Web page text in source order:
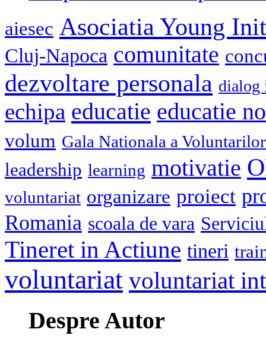
aiesec Asociatia Young
Cluj-Napoca comunitate
dezvoltare personala dialog
echipa educatie educatie
volum Gala Nationala a Voluntarilor
leadership learning motivatie
voluntariat organizare proiect
Romania scoala de vara
Tineret in Actiune tineri
voluntariat voluntariat
Despre Autor